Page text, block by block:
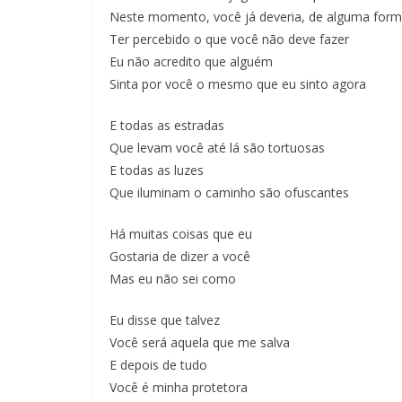
Neste momento, você já deveria, de alguma
Ter percebido o que você não deve fazer
Eu não acredito que alguém
Sinta por você o mesmo que eu sinto agora
E todas as estradas
Que levam você até lá são tortuosas
E todas as luzes
Que iluminam o caminho são ofuscantes
Há muitas coisas que eu
Gostaria de dizer a você
Mas eu não sei como
Eu disse que talvez
Você será aquela que me salva
E depois de tudo
Você é minha protetora